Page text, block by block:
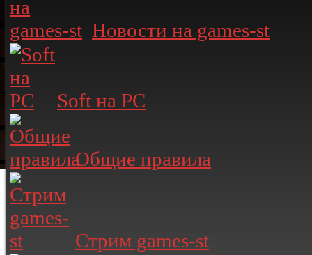
Новости на games-st
Soft на PC
Общие правила
Стрим games-st